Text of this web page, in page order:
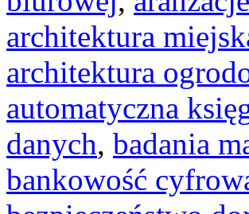
architektura
architektura
automatyczna
danych, badania
bankowość